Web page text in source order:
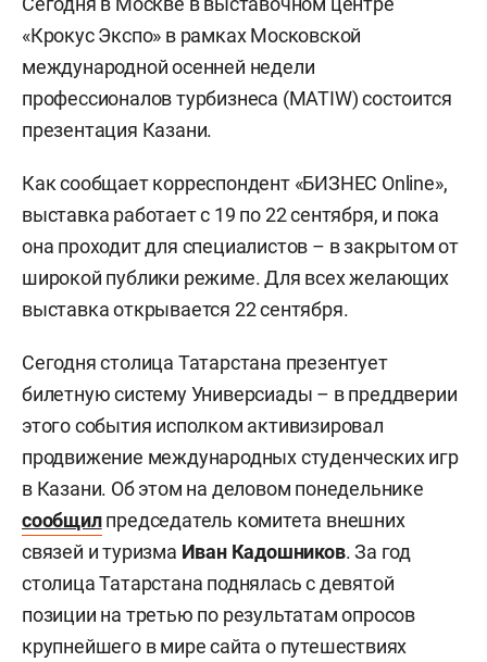
«Крокус Экспо» в рамках Московской
международной осенней недели
профессионалов турбизнеса (MATIW) состоится
презентация Казани.
Как сообщает корреспондент «БИЗНЕС Online»,
выставка работает с 19 по 22 сентября, и пока
она проходит для специалистов – в закрытом от
широкой публики режиме. Для всех желающих
выставка открывается 22 сентября.
Сегодня столица Татарстана презентует
билетную систему Универсиады – в преддверии
этого события исполком активизировал
продвижение международных студенческих игр
в Казани. Об этом на деловом понедельнике
сообщилпредседатель комитета внешних
связей и туризма Иван Кадошников. За год
столица Татарстана поднялась с девятой
позиции на третью по результатам опросов
крупнейшего в мире сайта о путешествиях